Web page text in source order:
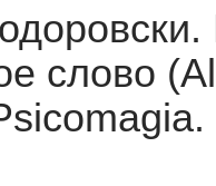
слово